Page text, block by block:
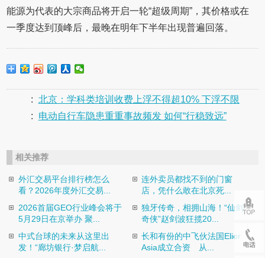
能源为代表的大宗商品将开启一轮“超级周期”，其价格或在
一季度达到顶峰后，最晚在明年下半年出现普遍回落。
: 北京：学科类培训收费上浮不得超10% 下浮不限
:
电动自行车隐患重重事故频发 如何“行稳致远”
相关推荐
外汇交易平台排行榜怎么
看？2026年度外汇交易...
连外卖员都找不到的门窗
店，凭什么敢在北京死...
2026首届GEO行业峰会将于
5月29日在京举办 聚...
独牙传奇，相拥山海！“仙剑
奇侠”赵剑波狂揽20...
中式台球的未来从这里出
发！“廊坊银行·梦启航...
长和有份的中飞伙法国Elior
Asia成立合资 从...